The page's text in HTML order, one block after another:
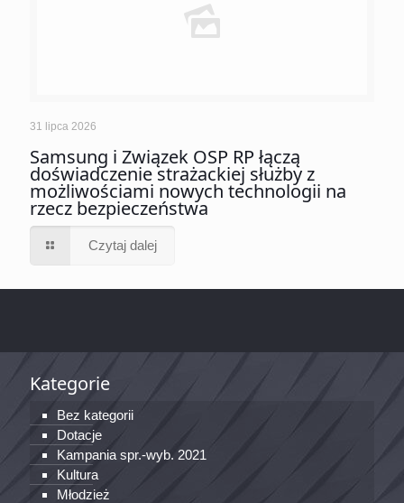
31 lipca 2026
Samsung i Związek OSP RP łączą
doświadczenie strażackiej służby z
możliwościami nowych technologii na
rzecz bezpieczeństwa
Czytaj dalej
Kategorie
Bez kategorii
Dotacje
Kampania spr.-wyb. 2021
Kultura
Młodzież